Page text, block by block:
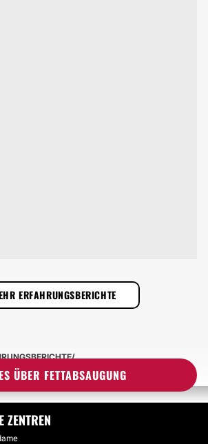
ERFAHRUNGSBERICHTE
ÜBER FETTABSAUGUNG
ÜBER FETTABSAUGUNG
ZENTREN